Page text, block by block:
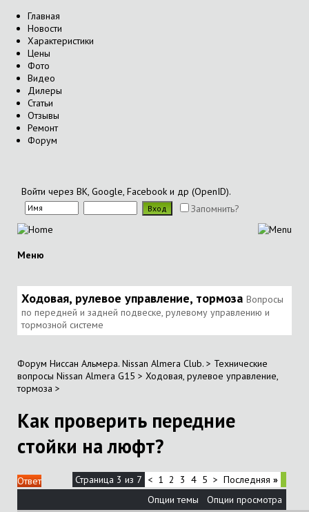
Главная
Новости
Характеристики
Цены
Фото
Видео
Дилеры
Статьи
Отзывы
Ремонт
Форум
Войти через ВК, Google, Facebook и др (OpenID).
Запомнить?
Меню
Ходовая, рулевое управление, тормоза Вопросы
по передней и задней подвеске, рулевому управлению и
тормозной системе
Форум Ниссан Альмера. Nissan Almera Club. > Технические
вопросы Nissan Almera G15 > Ходовая, рулевое управление,
тормоза >
Как проверить передние
стойки на люфт?
Ответ Страница 3 из 7 < 1 2 3 4 5 > Последняя »
Опции темы
Опции просмотра